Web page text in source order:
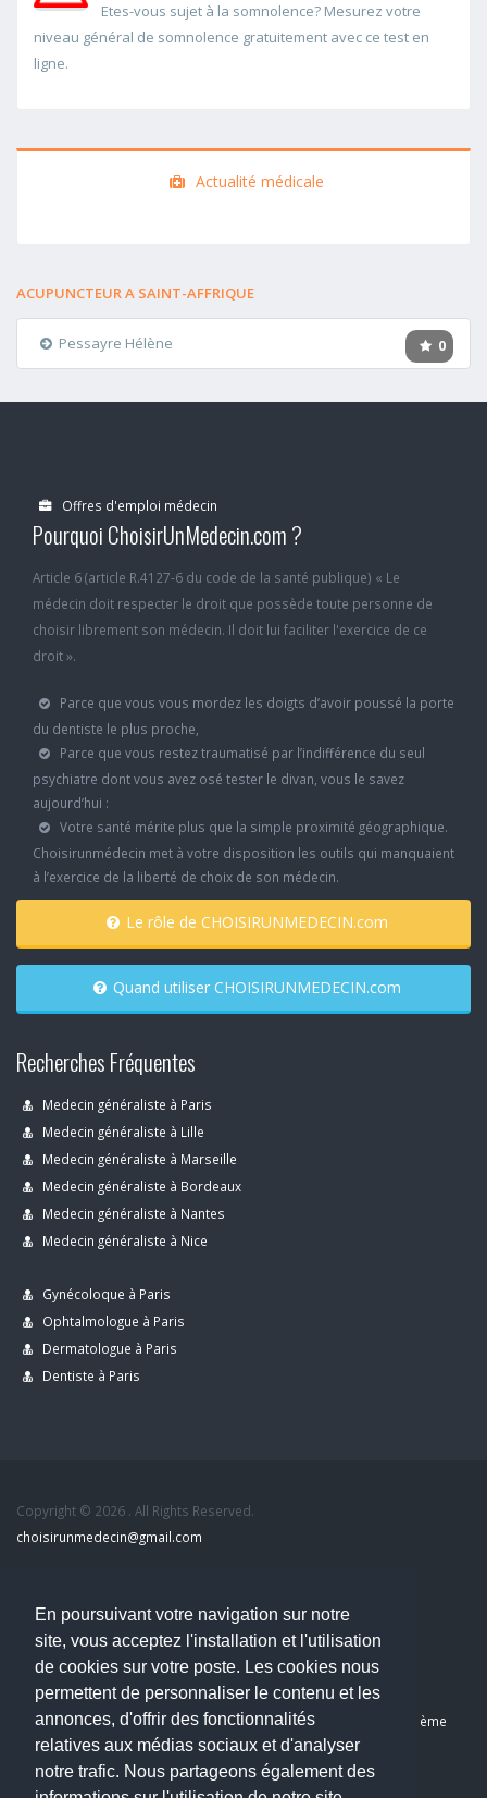
En poursuivant votre navigation sur notre
site, vous acceptez l'installation et l'utilisation
de cookies sur votre poste. Les cookies nous
permettent de personnaliser le contenu et les
annonces, d'offrir des fonctionnalités
relatives aux médias sociaux et d'analyser
notre trafic. Nous partageons également des
Etes-vous sujet à la somnolence? Mesurez votre
niveau général de somnolence gratuitement avec ce test en
ligne.
Actualité médicale
ACUPUNCTEUR A SAINT-AFFRIQUE
0
Pessayre Hélène
Offres d'emploi médecin
Pourquoi ChoisirUnMedecin.com ?
Article 6 (article R.4127-6 du code de la santé publique) « Le
médecin doit respecter le droit que possède toute personne de
choisir librement son médecin. Il doit lui faciliter l'exercice de ce
droit ».
Parce que vous vous mordez les doigts d’avoir poussé la porte
du dentiste le plus proche,
Parce que vous restez traumatisé par l’indifférence du seul
psychiatre dont vous avez osé tester le divan, vous le savez
aujourd’hui :
Votre santé mérite plus que la simple proximité géographique.
Choisirunmédecin met à votre disposition les outils qui manquaient
à l’exercice de la liberté de choix de son médecin.
Le rôle de CHOISIRUNMEDECIN.com
Quand utiliser CHOISIRUNMEDECIN.com
Recherches Fréquentes
Medecin généraliste à Paris
Medecin généraliste à Lille
Medecin généraliste à Marseille
Medecin généraliste à Bordeaux
Medecin généraliste à Nantes
Medecin généraliste à Nice
Gynécoloque à Paris
Ophtalmologue à Paris
Dermatologue à Paris
Dentiste à Paris
Copyright © 2026 . All Rights Reserved.
choisirunmedecin@gmail.com
Accueil
Blog
Mon compte
Dernier avis : Kassab Mourad, Chirurgien orthopédiste à Paris 11ème
Mentions légales
Politique de confidentialité